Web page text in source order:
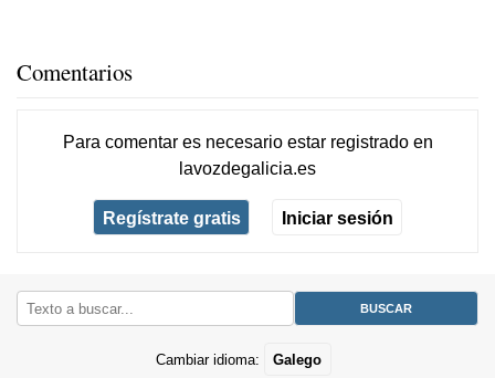
Comentarios
Para comentar es necesario estar registradoen
lavozdegalicia.es
Regístrate gratis Iniciar sesión
Cambiar idioma: Galego